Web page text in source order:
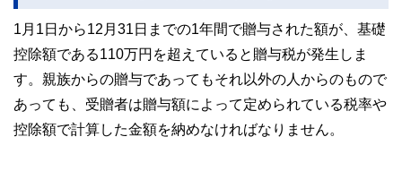
をわかりやすく発信している点です。
このように編集経験豊富なメンバーと金融や経済に精通した
やすさはもちろんのこと、読み応えのあるコンテンツと確か
な情報発信を実現しています。
私たちは、快適でより良い生活のアイデアを提供するお金の
1月1日から12月31日までの1年間で贈与された額が、基礎
控除額である110万円を超えていると贈与税が発生しま
す。親族からの贈与であってもそれ以外の人からのもので
あっても、受贈者は贈与額によって定められている税率や
控除額で計算した金額を納めなければなりません。